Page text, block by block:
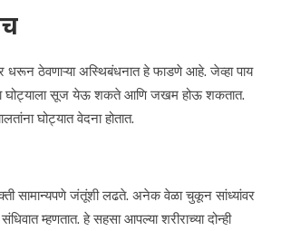
धरून ठेवणाऱ्या अस्थिबंधनात हे फाडणे आहे. जेव्हा पाय
घोट्याला सूज येऊ शकते आणि जखम होऊ शकतात.
घोट्यात वेदना होतात.
सामान्यपणे जंतूंशी लढते. अनेक वेळा चुकून सांध्यांवर
म्हणतात. हे सहसा आपल्या शरीराच्या दोन्ही